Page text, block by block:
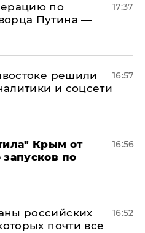
по
Путина —
17:37
решили
и соцсети
16:57
Крым от
по
16:56
российских
почти все
16:52